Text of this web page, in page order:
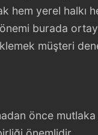
hem yerel halkı
önemi burada
müşteri
önce mutlaka